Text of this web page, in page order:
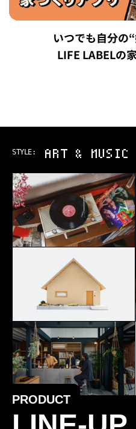
いつでも自分の
LIFE LABELの
STYLE: ART & MUSIC
PRODUCT